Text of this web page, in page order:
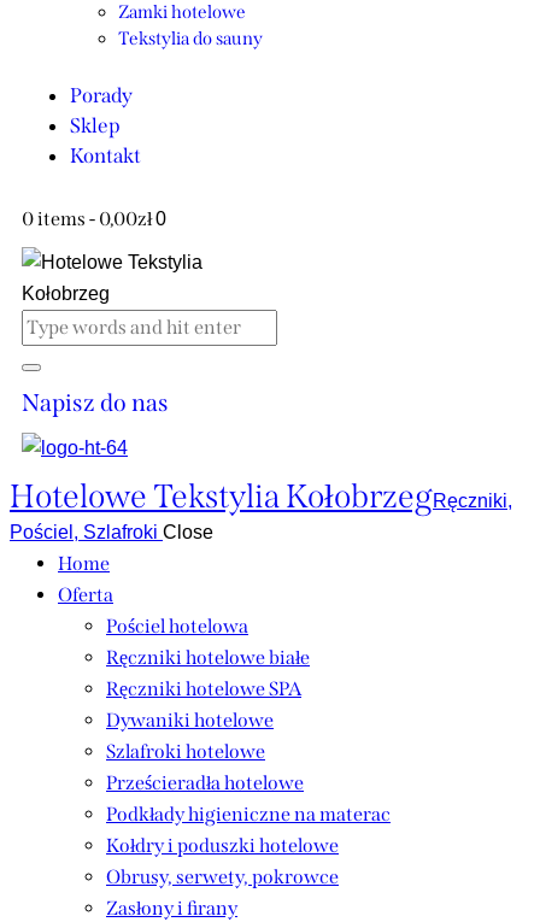
Zamki hotelowe
Tekstylia do sauny
Porady
Sklep
Kontakt
0 items - 0,00zł0
Napisz do nas
Hotelowe Tekstylia KołobrzegRęczniki,
Pościel, Szlafroki Close
Home
Oferta
Pościel hotelowa
Ręczniki hotelowe białe
Ręczniki hotelowe SPA
Dywaniki hotelowe
Szlafroki hotelowe
Prześcieradła hotelowe
Podkłady higieniczne na materac
Kołdry i poduszki hotelowe
Obrusy, serwety, pokrowce
Zasłony i firany